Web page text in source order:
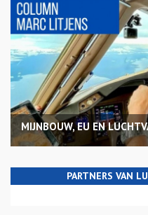
MIJNBOUW, EU EN
PARTNERS VAN